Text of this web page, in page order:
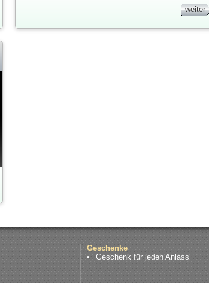
weiter
Geschenke
Geschenk für jeden Anlass